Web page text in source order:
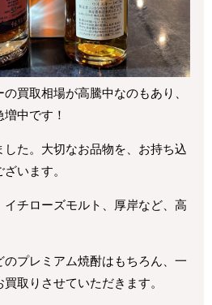
買取相場が高騰中なのもあり、
中です！
た。大切なお品物を、お持ち込
います。
チローズモルト、厚岸など、高
プレミアム焼酎はもちろん、一
取りさせていただきます。